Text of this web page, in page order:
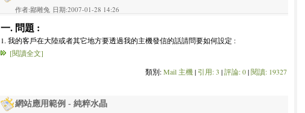
作者:鄙雕兔 日期:2007-01-28 14:26
一. 問題 :
1. 我的客戶在大陸或者其它地方要透過我的主機發信的話請問要如何設定 :
[閱讀全文]
類別:Mail 主機| 引用: 3 |評論: 0|閱讀: 19327
網站應用範例 - 純粹水晶